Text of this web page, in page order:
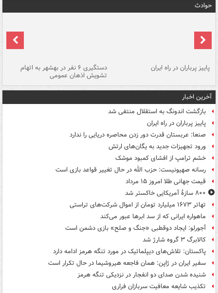
حوادث
پاییز پرباران در راه ایران دستگیری ۶ نفر در بهشهر به اتهام
تشویش اذهان عمومی
آخرین اخبار
بازگشت اندونگ به استقلال منتفی شد
پاییز پرباران در راه ایران
صنعا: عربستان قدرت دور زدن محاصره دریایی را ندارد
ورود تجهیزات جدید به یگان‌های ارتش
خشم ترامپ از افشای کمبود موشک
رسانه صهیونیست: حزب الله در حال تغییر قواعد بازی است
قیمت جهانی طلا امروز ۱۵ مرداد
۸۰۰ سازۀ آمریکایی خاکستر شد
تهاتر ۱۶۷۳ میلیارد تومان از اموال شرکت‌های تراستی
ماهواره ایرانی که از سد ابرها عبور می‌کند
آجورلو: ایجاد دوقطبی «جنگ و صلح‌» بازی دشمن است
کالابرگ ۳ گروه شارژ شد
پاکستان: تلاش‌های دیپلماتیک در مورد تنگه هرمز ادامه دارد
سفیر ایران در ژاپن: همان فاجعه هیروشیما در حال تکرار است
شنیده شدن صدای دو انفجار در نزدیکی تنگه هرمز
تکذیب شایعه معافیت سربازان فراری